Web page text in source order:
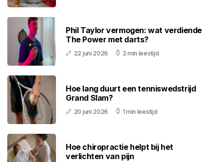
Phil Taylor vermogen: wat verdiende
The Power met darts?
22 juni 2026 2 min leestijd
Hoe lang duurt een tenniswedstrijd
Grand Slam?
20 juni 2026 1 min leestijd
Hoe chiropractie helpt bij het
verlichten van pijn